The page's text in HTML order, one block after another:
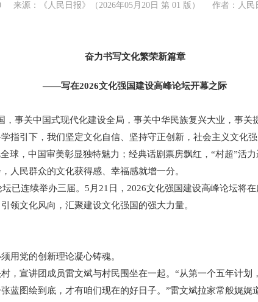
来源：《人民日报》（2026年05月20日 第 01 版） 作者：人民
奋力书写文化繁荣新篇章
——写在2026文化强国建设高峰论坛开幕之际
事关中国式现代化建设全局，事关中华民族复兴大业，事关
引下，我们坚定文化自信、坚持守正创新，社会主义文化强
，中国审美彰显独特魅力；经典话剧票房飘红，“村超”活
民群众的文化获得感、幸福感就增一分。
连续举办三届。5月21日，2026文化强国建设高峰论坛将在
领文化风向，汇聚建设文化强国的强大力量。
党的创新理论凝心铸魂。
宣讲团成员雷文斌与村民围坐在一起。“从第一个五年计划
蓝图绘到底，才有咱们现在的好日子。”雷文斌拉家常般娓娓